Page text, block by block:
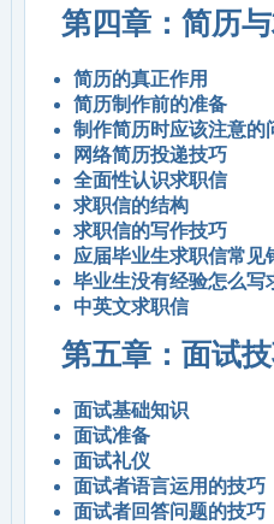
第四章：简历
简历的真正作用
简历制作前的准备
制作简历时应该注意的
网络简历投递技巧
全面性认识求职信
求职信的结构
求职信的写作技巧
应届毕业生求职信常见
毕业生没有经验怎么写
中英文求职信
第五章：面试
面试基础知识
面试准备
面试礼仪
面试者语言运用的技巧
面试者回答问题的技巧